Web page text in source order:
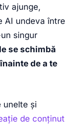
ajunge,
AI undeva între
singur
se schimbă
de a te
unelte și
de conținut